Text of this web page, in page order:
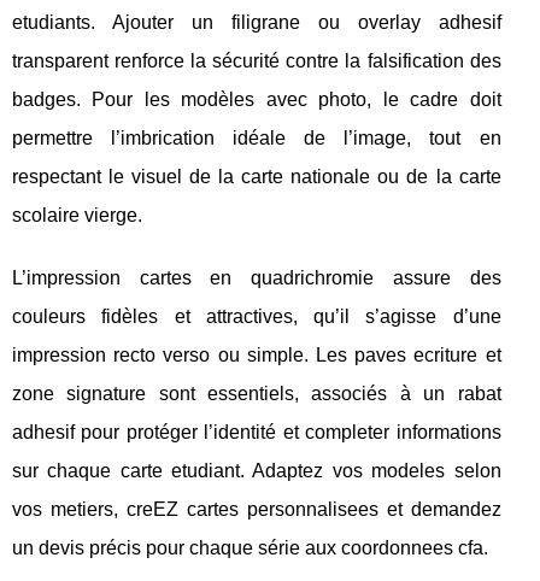
etudiants. Ajouter un filigrane ou overlay adhesif
transparent renforce la sécurité contre la falsification des
badges. Pour les modèles avec photo, le cadre doit
permettre l’imbrication idéale de l’image, tout en
respectant le visuel de la carte nationale ou de la carte
scolaire vierge.
L’impression cartes en quadrichromie assure des
couleurs fidèles et attractives, qu’il s’agisse d’une
impression recto verso ou simple. Les paves ecriture et
zone signature sont essentiels, associés à un rabat
adhesif pour protéger l’identité et completer informations
sur chaque carte etudiant. Adaptez vos modeles selon
vos metiers, creEZ cartes personnalisees et demandez
un devis précis pour chaque série aux coordonnees cfa.